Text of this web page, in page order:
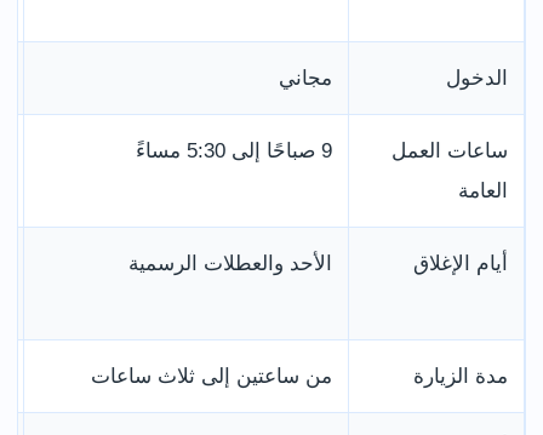
الدخول مجاني
ساعات العمل
العامة
9 صباحًا إلى 5:30 مساءً
أيام الإغلاق الأحد والعطلات الرسمية
مدة الزيارة من ساعتين إلى ثلاث ساعات